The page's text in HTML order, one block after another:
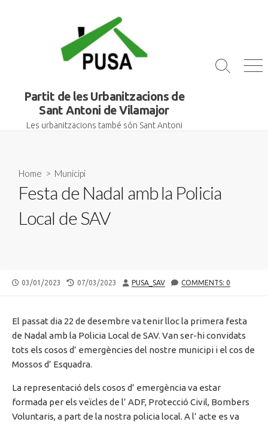
Partit de les Urbanitzacions de
Sant Antoni de Vilamajor
Les urbanitzacions també són Sant Antoni
Search
Home > Municipi
Festa de Nadal amb la Policia
Local de SAV
PUBLISHED
03/01/2023
LAST
07/03/2023 AUTHOR
PUSA_SAV COMMENTS: 0
El passat dia 22 de desembre va tenir lloc la primera festa
de Nadal amb la Policia Local de SAV. Van ser-hi convidats
tots els cosos d’ emergències del nostre municipi i el cos de
Mossos d’ Esquadra.
La representació dels cosos d’ emergència va estar
formada per els veïcles de l’ ADF, Protecció Civil, Bombers
Voluntaris, a part de la nostra policia local. A l’ acte es va